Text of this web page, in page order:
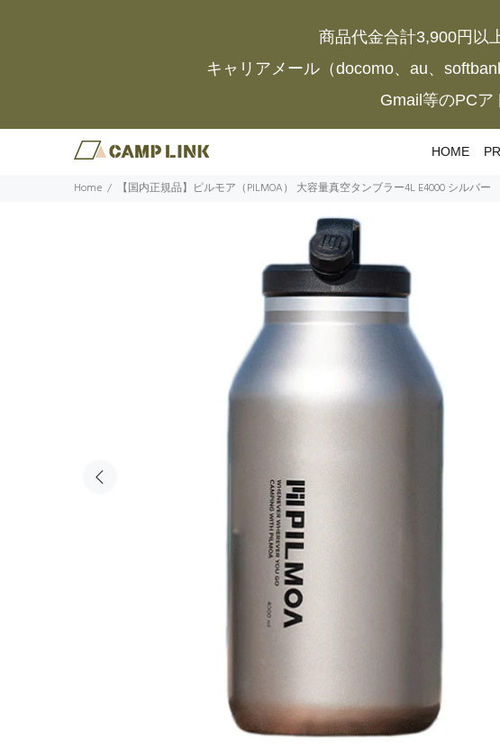
商品代金合計3,900円以
キャリアメール（docomo、au、
Gmail等のPCア
HOME
Home 【国内正規品】ピルモア（PILMOA） 大容量真空タンブラー4L E4000 シルバー